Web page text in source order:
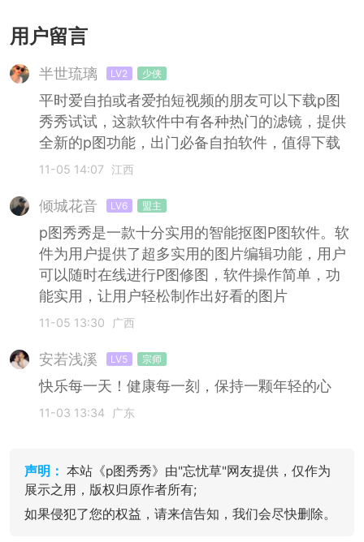
用户留言
半世琉璃 LV2 少侠
平时爱自拍或者爱拍短视频的朋友可以下载p图
秀秀试试，这款软件中有各种热门的滤镜，提供
全新的p图功能，出门必备自拍软件，值得下载
11-05 14:07 江西
倾城花音 LV6 盟主
p图秀秀是一款十分实用的智能抠图P图软件。软
件为用户提供了超多实用的图片编辑功能，用户
可以随时在线进行P图修图，软件操作简单，功
能实用，让用户轻松制作出好看的图片
11-05 13:30 广西
安若浅溪 LV5 宗师
快乐每一天！健康每一刻，保持一颗年轻的心
11-03 13:34 广东
声明： 本站《p图秀秀》由"忘忧草"网友提供，仅作为
展示之用，版权归原作者所有;
如果侵犯了您的权益，请来信告知，我们会尽快删除。